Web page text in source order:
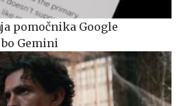
pomočnika Google
Gemini